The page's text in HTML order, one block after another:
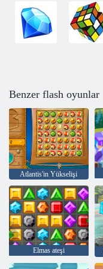
Benzer flash oyunlar
Atlantis'in Yükselişi
Elmas ateşi